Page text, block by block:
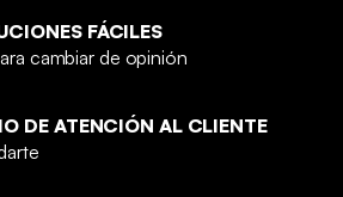
FÁCILES
cambiar de opinión
DE ATENCIÓN AL CLIENTE